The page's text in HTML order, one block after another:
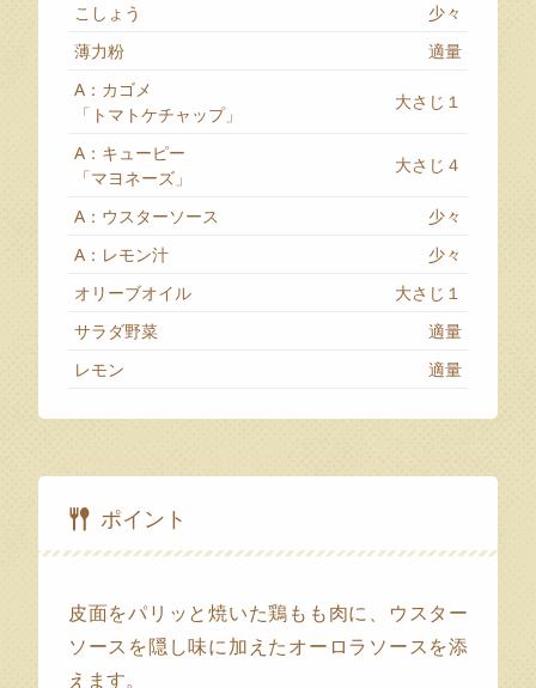
こしょう
少々
薄力粉
適量
A：カゴメ
「トマトケチャップ」
大さじ１
A：キューピー
「マヨネーズ」
大さじ４
A：ウスターソース
少々
A：レモン汁
少々
オリーブオイル
大さじ１
サラダ野菜
適量
レモン
適量
ポイント
皮面をパリッと焼いた鶏もも肉に、ウスター
ソースを隠し味に加えたオーロラソースを添
えます。